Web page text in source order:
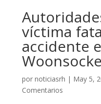
víctima
accidente
por noticiasrh | May 5,
Comentarios